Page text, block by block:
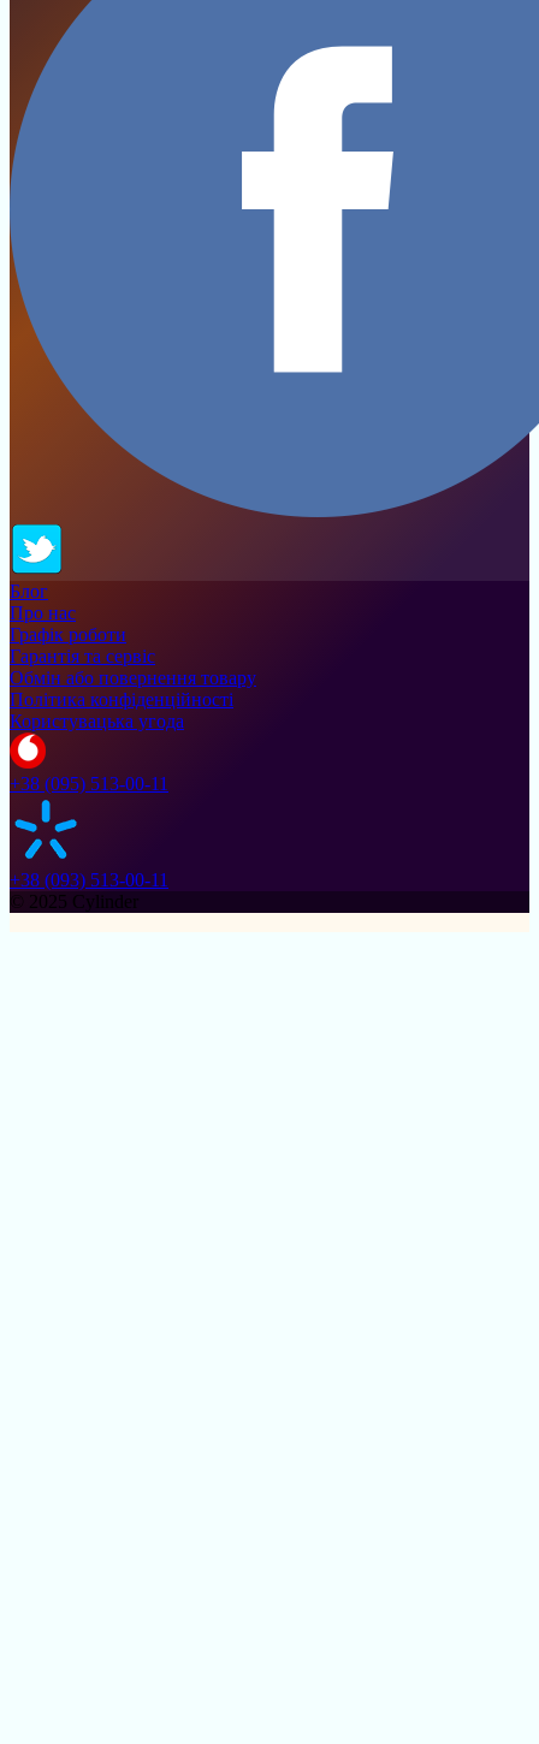
Блог
Про нас
Графік роботи
Гарантія та сервіс
Обмін або повернення товару
Політика конфіденційності
Користувацька угода
+38 (095) 513-00-11
+38 (093) 513-00-11
© 2025 Cylinder